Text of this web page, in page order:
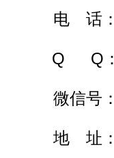
电 话 ：
Q Q ：
微信号：
地 址 ：